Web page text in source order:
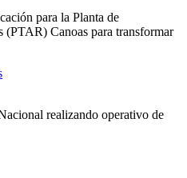
para la Planta de
(PTAR) Canoas para transformar